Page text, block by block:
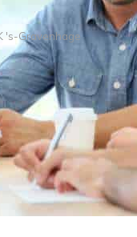
's-Gravenhage